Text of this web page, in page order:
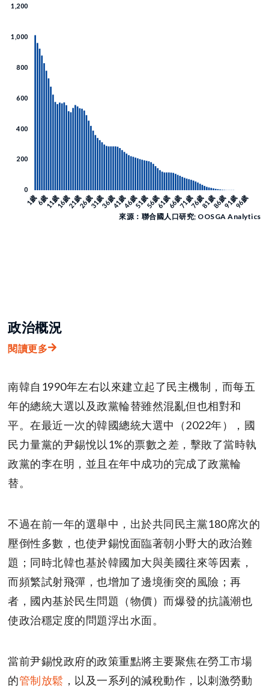
來源：聯合國人口研究; OOSGA Analytics
政治概況
閱讀更多
南韓自1990年左右以來建立起了民主機制，而每五
年的總統大選以及政黨輪替雖然混亂但也相對和
平。在最近一次的韓國總統大選中（2022年），國
民力量黨的尹錫悅以1%的票數之差，擊敗了當時執
政黨的李在明，並且在年中成功的完成了政黨輪
替。
不過在前一年的選舉中，出於共同民主黨180席次的
壓倒性多數，也使尹錫悅面臨著朝小野大的政治難
題；同時北韓也基於韓國加大與美國往來等因素，
而頻繁試射飛彈，也增加了邊境衝突的風險；再
者，國內基於民生問題（物價）而爆發的抗議潮也
使政治穩定度的問題浮出水面。
當前尹錫悅政府的政策重點將主要聚焦在勞工市場
的管制放鬆 ，以及一系列的減稅動作，以刺激勞動